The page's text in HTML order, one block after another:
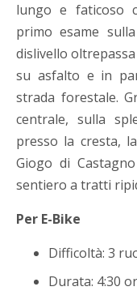
lungo e faticoso
primo esame
dislivello
su asfalto e in
strada forestale.
centrale, sulla
presso la cresta,
Giogo di
sentiero a tratti
Per E-Bike
Difficoltà: 3
Durata: 4:30